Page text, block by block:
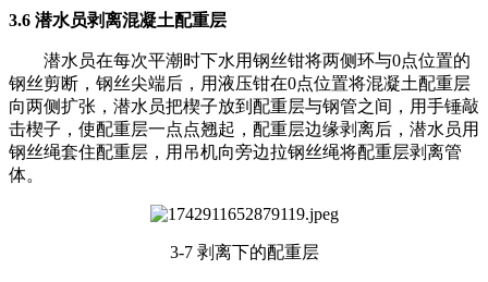
3.6 潜水员剥离混凝土配重层
潜水员在每次平潮时下水用钢丝钳将两侧环与0点位置的
钢丝剪断，钢丝尖端后，用液压钳在0点位置将混凝土配重层
向两侧扩张，潜水员把楔子放到配重层与钢管之间，用手锤敲
击楔子，使配重层一点点翘起，配重层边缘剥离后，潜水员用
钢丝绳套住配重层，用吊机向旁边拉钢丝绳将配重层剥离管
体。
3-7 剥离下的配重层